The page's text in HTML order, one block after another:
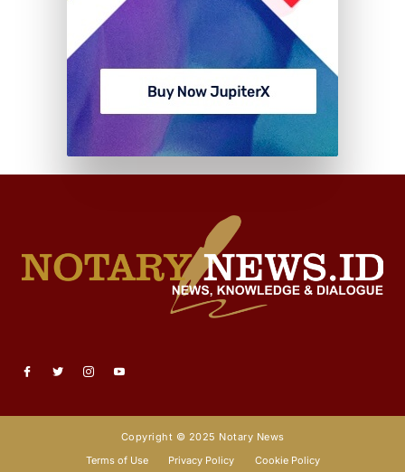
Copyright © 2025 Notary News
Terms of Use
Privacy Policy Cookie Policy